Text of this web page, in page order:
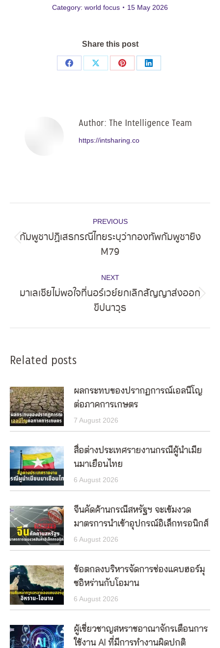
Category: world focus 15 May 2026
Share this post
Share
Share
Share
Share
Author: The Intelligence Team
https://intsharing.co
navigation
PREVIOUS
Previous
post:
กัมพูชาปฏิเสธกรณีไทยระบุว่ากองทัพกัมพูชายิง
M79
NEXT
post:
มาเลเซียไม่พอใจที่นอร์เวย์ยกเลิกสัญญาส่งออก
ขีปนาวุธ
Related posts
ผลกระทบของปรากฏการณ์เอลนีโญ
ต่อภาคการเกษตร
7 August 2026
สื่อต่างประเทศรายงานกรณีผู้นำเมีย
นมาเยือนไทย
6 August 2026
จีนคัดค้านกรณีสหรัฐฯ จะเข้มงวด
มาตรการนำเข้าอุปกรณ์อิเล็กทรอนิกส์
6 August 2026
ข้อตกลงบริหารจัดการช่องแคบฮอร์มุ
ซอิหร่านกับโอมาน
6 August 2026
ผู้เชี่ยวชาญสหราชอาณาจักรเตือนการ
ใช้งาน AI ที่มีการทำงานผิดปกติ